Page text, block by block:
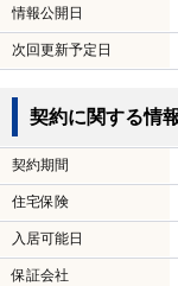
情報公開日
次回更新予定日
契約に関する情
契約期間
住宅保険
入居可能日
保証会社